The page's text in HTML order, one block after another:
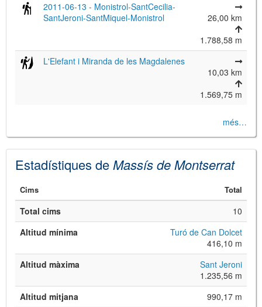
2011-06-13 - Monistrol-SantCecilia-
SantJeroni-SantMiquel-Monistrol
26,00 km
1.788,58 m
L'Elefant i Miranda de les Magdalenes
10,03 km
1.569,75 m
més…
Estadístiques deMassís de Montserrat
Cims Total
Total cims
10
Altitud mínima
Turó de Can Dolcet
416,10 m
Altitud màxima
Sant Jeroni
1.235,56 m
Altitud mitjana
990,17 m